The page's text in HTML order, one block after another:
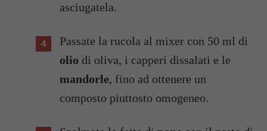
asciugatela.
Passate la rucola al mixer con 50 ml di
olio di oliva, i capperi dissalati e le
mandorle, fino ad ottenere un
composto piuttosto omogeneo.